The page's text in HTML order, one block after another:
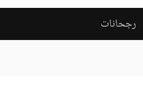
رجحانات